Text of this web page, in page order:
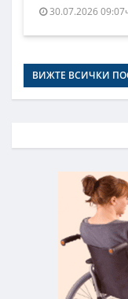
30.07.2026
ВИЖТЕ ВСИЧКИ